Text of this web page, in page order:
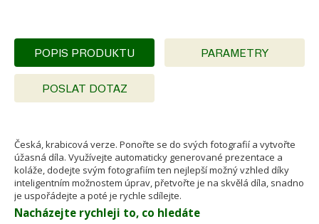
POPIS PRODUKTU PARAMETRY
POSLAT DOTAZ
Česká, krabicová verze. Ponořte se do svých fotografií a vytvořte
úžasná díla. Využívejte automaticky generované prezentace a
koláže, dodejte svým fotografiím ten nejlepší možný vzhled díky
inteligentním možnostem úprav, přetvořte je na skvělá díla, snadno
je uspořádejte a poté je rychle sdílejte.
Nacházejte rychleji to, co hledáte